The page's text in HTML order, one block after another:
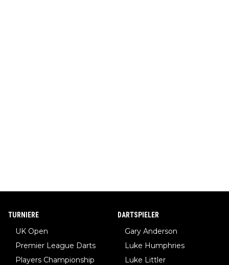
TURNIERE
UK Open
Premier League Darts
Players Championship
DARTSPIELER
Gary Anderson
Luke Humphries
Luke Littler